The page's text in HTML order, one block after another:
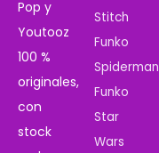
Pop y
Youtooz
100 %
originales,
con
stock
Stitch
Funko
Spiderman
Funko
Star
Wars